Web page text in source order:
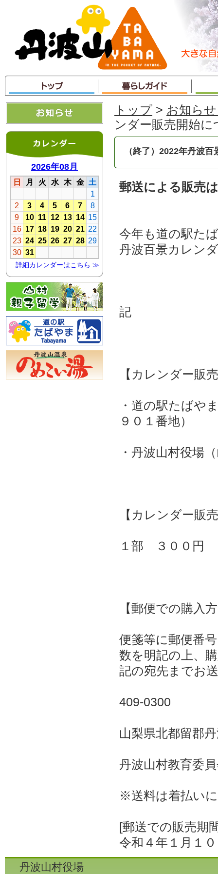
ャ
ン
プ
トップ > お知ら
ンダー販売開始に
（終了）2022年丹波
郵送による販売
今年も道の駅た
丹波百景カレン
記
【カレンダー販
・道の駅たばや
９０１番地）
・丹波山村役場
【カレンダー販
１部 ３００円
【郵便での購
便箋等に郵便番
数を明記の上、
記の宛先までお
409-0300
山梨県北都留郡
丹波山村教育委
※送料は着払い
[郵送での販売期
令和４年１月１
丹波山村役場